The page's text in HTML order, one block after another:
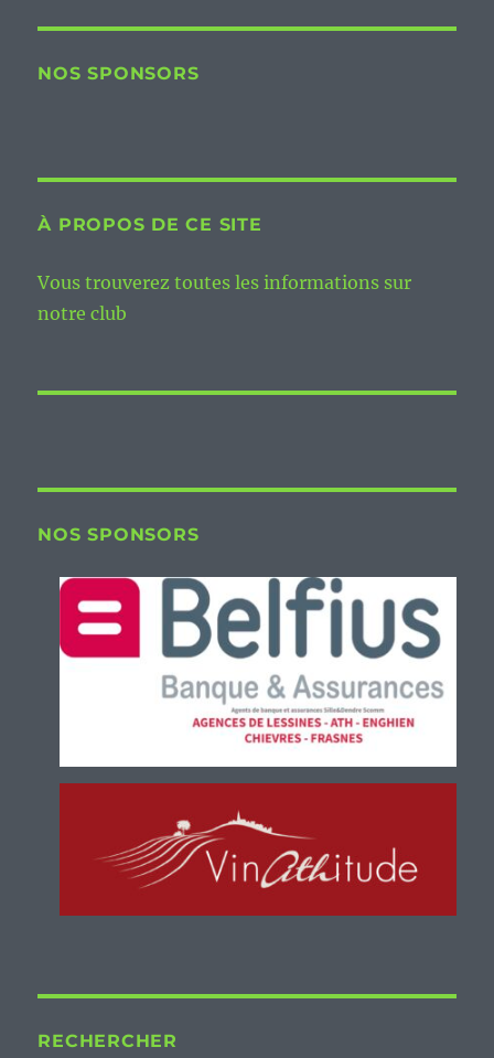
NOS SPONSORS
À PROPOS DE CE SITE
Vous trouverez toutes les informations sur
notre club
NOS SPONSORS
RECHERCHER